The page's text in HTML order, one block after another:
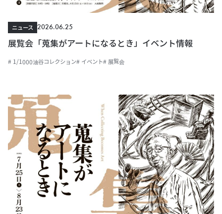
ニュース
2026.06.25
展覧会「蒐集がアートになるとき」イベント情報
# 1/1000油谷コレクション# イベント# 展覧会